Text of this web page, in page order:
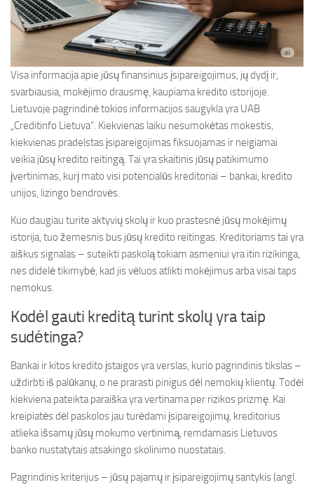
Visa informacija apie jūsų finansinius įsipareigojimus, jų dydį ir,
svarbiausia, mokėjimo drausmę, kaupiama kredito istorijoje.
Lietuvoje pagrindinė tokios informacijos saugykla yra UAB
„Creditinfo Lietuva“. Kiekvienas laiku nesumokėtas mokestis,
kiekvienas pradelstas įsipareigojimas fiksuojamas ir neigiamai
veikia jūsų kredito reitingą. Tai yra skaitinis jūsų patikimumo
įvertinimas, kurį mato visi potencialūs kreditoriai – bankai, kredito
unijos, lizingo bendrovės.
Kuo daugiau turite aktyvių skolų ir kuo prastesnė jūsų mokėjimų
istorija, tuo žemesnis bus jūsų kredito reitingas. Kreditoriams tai yra
aiškus signalas – suteikti paskolą tokiam asmeniui yra itin rizikinga,
nes didelė tikimybė, kad jis vėluos atlikti mokėjimus arba visai taps
nemokus.
Kodėl gauti kreditą turint skolų yra taip
sudėtinga?
Bankai ir kitos kredito įstaigos yra verslas, kurio pagrindinis tikslas –
uždirbti iš palūkanų, o ne prarasti pinigus dėl nemokių klientų. Todėl
kiekviena pateikta paraiška yra vertinama per rizikos prizmę. Kai
kreipiatės dėl paskolos jau turėdami įsipareigojimų, kreditorius
atlieka išsamų jūsų mokumo vertinimą, remdamasis Lietuvos
banko nustatytais atsakingo skolinimo nuostatais.
Pagrindinis kriterijus – jūsų pajamų ir įsipareigojimų santykis (angl.